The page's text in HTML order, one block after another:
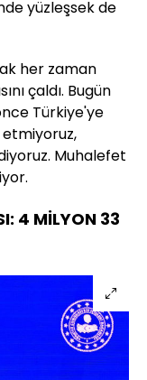
yüzleşsek de
her zaman
çaldı. Bugün
Türkiye'ye
Muhalefet
4 MİLYON 33